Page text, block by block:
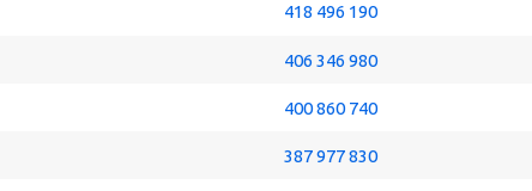
418 496 190
406 346 980
400 860 740
387 977 830